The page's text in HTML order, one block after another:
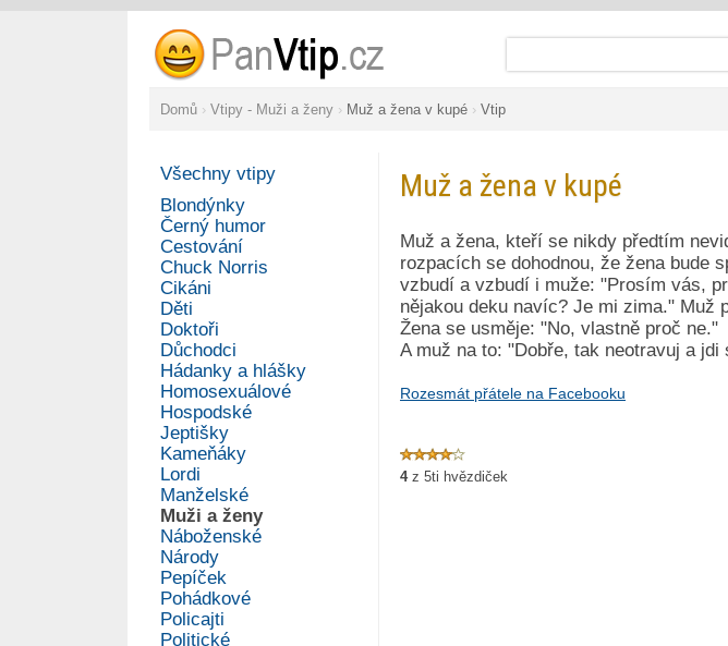
Domů › Vtipy - Muži a ženy › Muž a žena v kupé › Vtip
Všechny vtipy
Blondýnky
Černý humor
Cestování
Chuck Norris
Cikáni
Děti
Doktoři
Důchodci
Hádanky a hlášky
Homosexuálové
Hospodské
Jeptišky
Kameňáky
Lordi
Manželské
Muži a ženy
Náboženské
Národy
Pepíček
Pohádkové
Policajti
Politické
Muž a žena v kupé
Muž a žena, kteří se nikdy předtím
rozpacích se dohodnou, že žena bude
vzbudí a vzbudí i muže: "Prosím vás,
nějakou deku navíc? Je mi zima." Muž
Žena se usměje: "No, vlastně proč ne."
A muž na to: "Dobře, tak neotravuj a jdi
Rozesmát přátele na Facebooku
4z 5ti hvězdiček